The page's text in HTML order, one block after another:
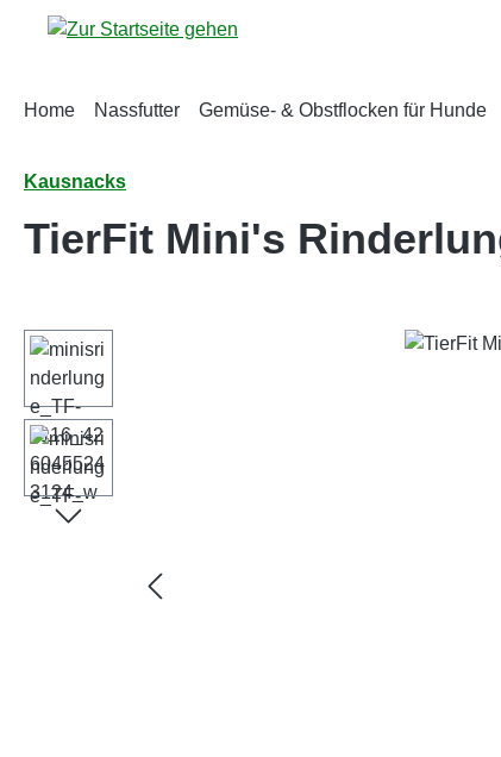
Hauptinhalt springen
Zur Suche springen
Zur Hauptnavigation springen
Home Nassfutter Gemüse- & Obstflocken für Hunde
Kausnacks
TierFit Mini's
Bildergalerie überspringen